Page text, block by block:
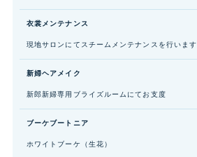
衣裳メンテナンス
現地サロンにてスチームメンテナンスを行います
新婦ヘアメイク
新郎新婦専用ブライズルームにてお支度
ブーケブートニア
ホワイトブーケ（生花）